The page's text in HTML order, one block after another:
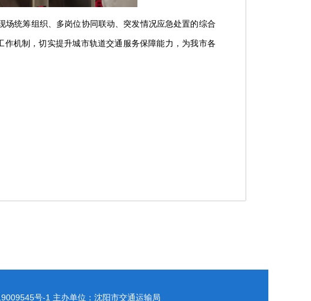
统筹组织、多岗位协同联动、突发情况应急处置的综合
机制，切实提升城市轨道交通服务保障能力，为我市各
号-1 主办单位：沈阳市交通运输局